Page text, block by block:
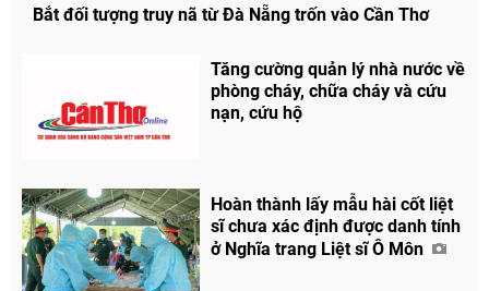
Bắt đối tượng truy nã từ Đà Nẵng trốn vào Cần Thơ
Tăng cường quản lý nhà nước về
phòng cháy, chữa cháy và cứu
nạn, cứu hộ
Hoàn thành lấy mẫu hài cốt liệt
sĩ chưa xác định được danh tính
ở Nghĩa trang Liệt sĩ Ô Môn